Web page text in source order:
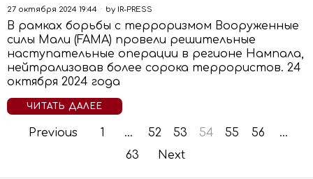
27 октября 2024 19:44 by IR-PRESS
В рамках борьбы с терроризмом Вооруженные
силы Мали (FAMA) провели решительные
наступательные операции в регионе Нампала,
нейтрализовав более сорока террористов. 24
октября 2024 года
ЧИТАТЬ ДАЛЕЕ
Previous 1 … 52 53 54 55 56
…
63
Next